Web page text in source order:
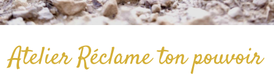
Atelier Réclame ton pouvoir